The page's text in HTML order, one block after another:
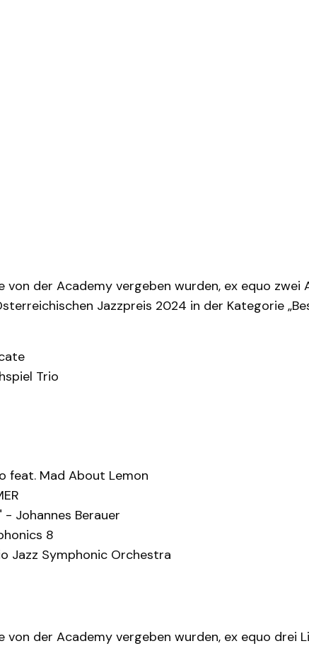
von der Academy vergeben wurden, ex equo zwei
Jazzpreis 2024 in der Kategorie
Trio
feat. Mad About Lemon
- Johannes Berauer
8
Jazz Symphonic Orchestra
von der Academy vergeben wurden, ex equo drei